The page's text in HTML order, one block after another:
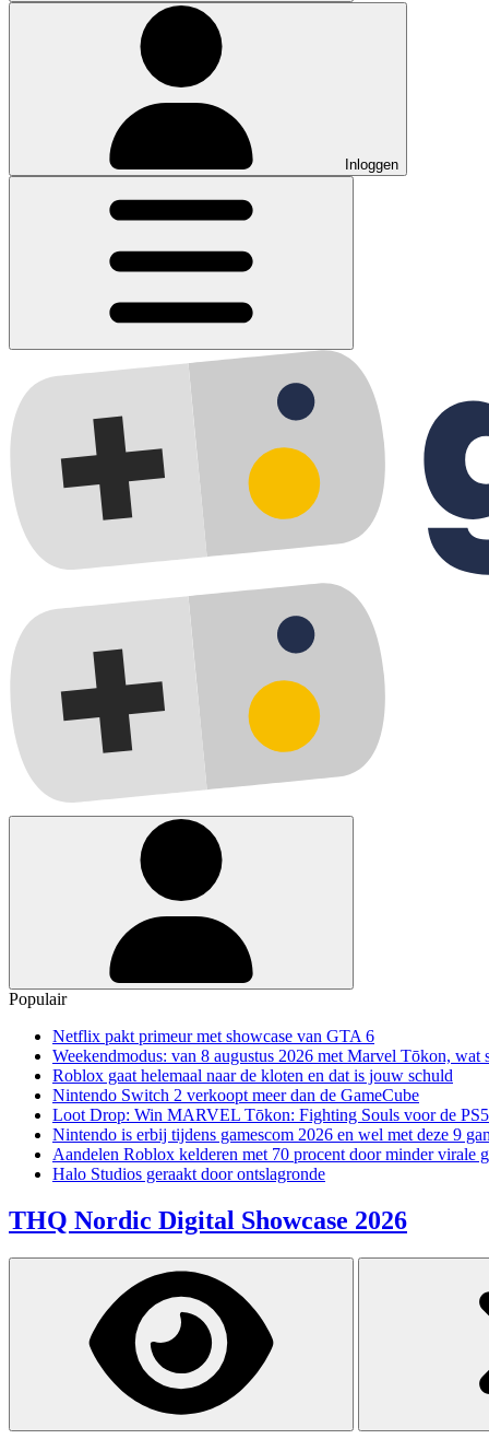
Inloggen
Populair
Netflix pakt primeur met showcase van GTA 6
Weekendmodus: van 8 augustus 2026 met Marvel Tōkon, wat
Roblox gaat helemaal naar de kloten en dat is jouw schuld
Nintendo Switch 2 verkoopt meer dan de GameCube
Loot Drop: Win MARVEL Tōkon: Fighting Souls voor de PS5
Nintendo is erbij tijdens gamescom 2026 en wel met deze 9
Aandelen Roblox kelderen met 70 procent door minder virale
Halo Studios geraakt door ontslagronde
THQ Nordic Digital Showcase 2026